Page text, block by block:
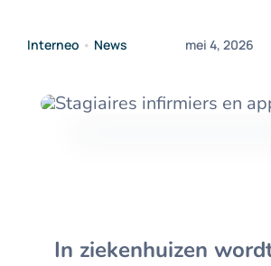
Interneo • News mei 4, 2026
In ziekenhuizen